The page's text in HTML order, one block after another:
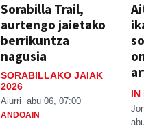
Sorabilla Trail,
aurtengo jaietako
berrikuntza
nagusia
SORABILLAKO JAIAK
2026
Aiurri abu 06, 07:00
ANDOAIN
IN